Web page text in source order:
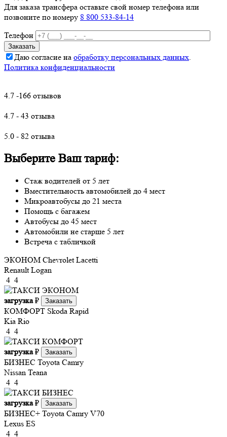
Для заказа трансфера оставьте свой номер телефона или
позвоните по номеру 8 800 533-84-14
Телефон
Даю согласие на обработку персональных данных.
Политика конфиденциальности
4.7 -166 отзывов
4.7 - 43 отзыва
5.0 - 82 отзыва
Выберите Ваш тариф:
Стаж водителей от 5 лет
Вместительность автомобилей до 4 мест
Микроавтобусы до 21 места
Помощь с багажем
Автобусы до 45 мест
Автомобили не старше 5 лет
Встреча с табличкой
ЭКОНОМ Chevrolet Lacetti
Renault Logan
4 4
загрузка₽ Заказать
КОМФОРТ Skoda Rapid
Kia Rio
4 4
загрузка₽ Заказать
БИЗНЕС Toyota Camry
Nissan Teana
4 4
загрузка₽ Заказать
БИЗНЕС+ Toyota Camry V70
Lexus ES
4 4